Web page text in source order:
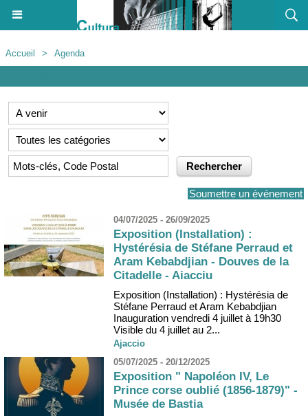
Accueil > Agenda
Soumettre un événement
04/07/2025 - 26/09/2025
Exposition (Installation) :
Hystérésia de Stéfane Perraud et
Aram Kebabdjian - Douves de la
Citadelle - Aiacciu
Exposition (Installation) : Hystérésia de
Stéfane Perraud et Aram Kebabdjian
Inauguration vendredi 4 juillet à 19h30
Visible du 4 juillet au 2...
Ajaccio
05/07/2025 - 20/12/2025
Exposition " Napoléon IV, Le
Prince corse oublié (1856-1879)" -
Musée de Bastia